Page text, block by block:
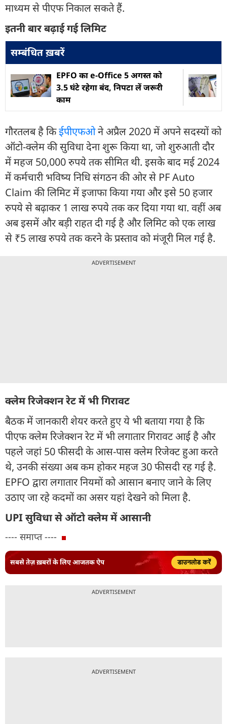
माध्यम से पीएफ निकाल सकते हैं.
इतनी बार बढ़ाई गई लिमिट
सम्बंधित ख़बरें
EPFO का e-Office 5 अगस्त को
3.5 घंटे रहेगा बंद, निपटा लें जरूरी
काम
गौरतलब है किईपीएफओने अप्रैल 2020 में अपने सदस्यों को
ऑटो-क्लेम की सुविधा देना शुरू किया था, जो शुरुआती दौर
में महज 50,000 रुपये तक सीमित थी. इसके बाद मई 2024
में कर्मचारी भविष्य निधि संगठन की ओर से PF Auto
Claim की लिमिट में इजाफा किया गया और इसे 50 हजार
रुपये से बढ़ाकर 1 लाख रुपये तक कर दिया गया था. वहीं अब
अब इसमें और बड़ी राहत दी गई है और लिमिट को एक लाख
से ₹5 लाख रुपये तक करने के प्रस्ताव को मंजूरी मिल गई है.
ADVERTISEMENT
क्लेम रिजेक्शन रेट में भी गिरावट
बैठक में जानकारी शेयर करते हुए ये भी बताया गया है कि
पीएफ क्लेम रिजेक्शन रेट में भी लगातार गिरावट आई है और
पहले जहां 50 फीसदी के आस-पास क्लेम रिजेक्ट हुआ करते
थे, उनकी संख्या अब कम होकर महज 30 फीसदी रह गई है.
EPFO द्वारा लगातार नियमों को आसान बनाए जाने के लिए
उठाए जा रहे कदमों का असर यहां देखने को मिला है.
UPI सुविधा से ऑटो क्लेम में आसानी
---- समाप्त ----
सबसे तेज़ ख़बरों के लिए आजतक ऐप डाउनलोड करें
ADVERTISEMENT
ADVERTISEMENT